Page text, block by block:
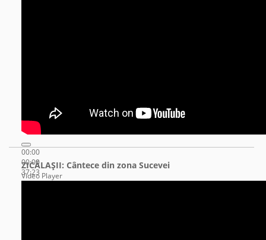
00:00
00:00
37:23
ZICĂLAŞII: Cântece din zona Sucevei
Video Player